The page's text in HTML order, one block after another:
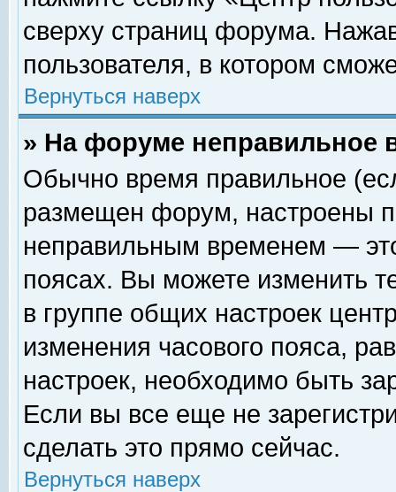
сверху страниц форума.
пользователя, в котором
Вернуться наверх
» На форуме неправильное
Обычно время правильное
размещен форум, настроены
неправильным временем —
поясах. Вы можете изменить
в группе общих настроек
изменения часового пояса,
настроек, необходимо быть
Если вы все еще не
сделать это прямо сейчас.
Вернуться наверх